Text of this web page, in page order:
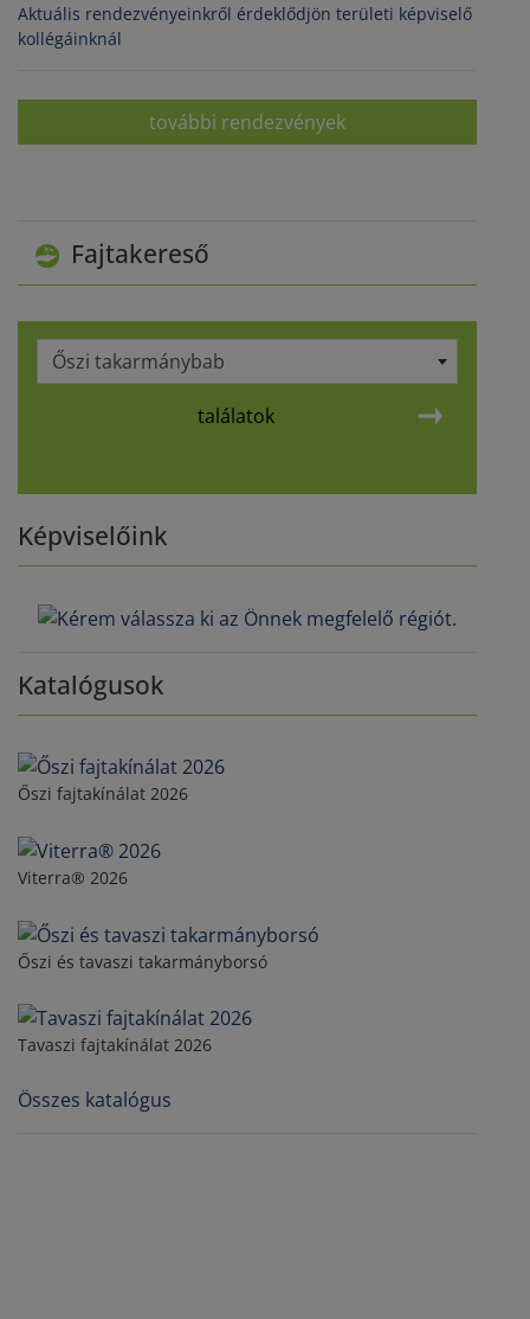
Aktuális rendezvényeinkről érdeklődjön területi képviselő
kollégáinknál
további rendezvények
Fajtakereső
Őszi takarmánybab
találatok
Képviselőink
Katalógusok
Őszi fajtakínálat 2026
Viterra® 2026
Őszi és tavaszi takarmányborsó
Tavaszi fajtakínálat 2026
Összes katalógus